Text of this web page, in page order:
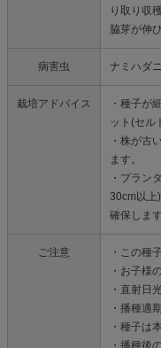
り取り収
脇芽が伸
病害虫 ナミハダ
栽培アドバイス
・種子が
ット(セル
・株が古
ます。
・プラン
30cm以
確保します
ご注意
・この種
・お子様
・直射日
・播種適
・種子は